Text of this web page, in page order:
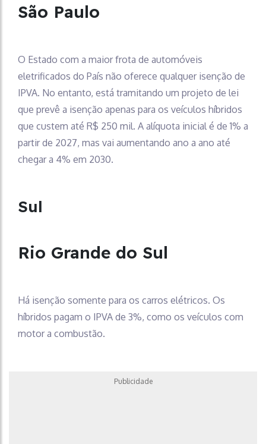
São Paulo
O Estado com a maior frota de automóveis
eletrificados do País não oferece qualquer isenção de
IPVA. No entanto, está tramitando um projeto de lei
que prevê a isenção apenas para os veículos híbridos
que custem até R$ 250 mil. A alíquota inicial é de 1% a
partir de 2027, mas vai aumentando ano a ano até
chegar a 4% em 2030.
Sul
Rio Grande do Sul
Há isenção somente para os carros elétricos. Os
híbridos pagam o IPVA de 3%, como os veículos com
motor a combustão.
Publicidade